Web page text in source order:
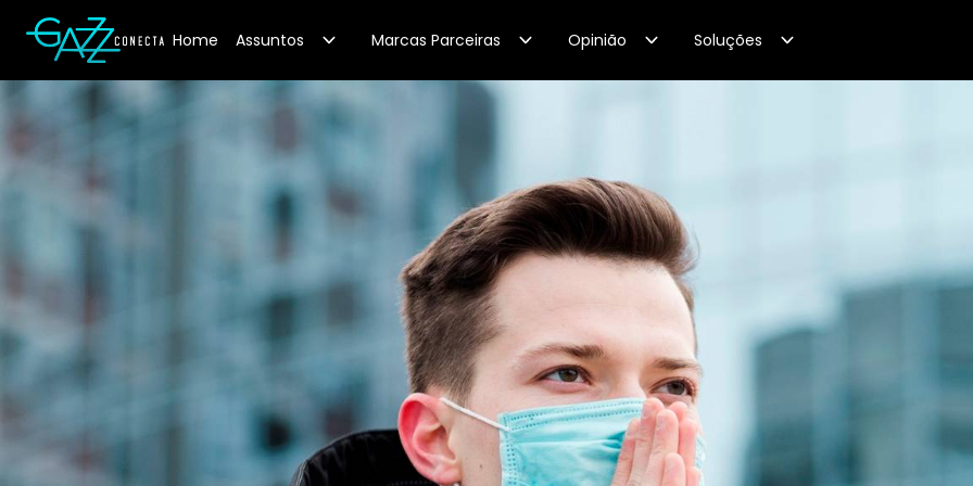
Your Company Home Assuntos Marcas Parceiras Opinião Soluções